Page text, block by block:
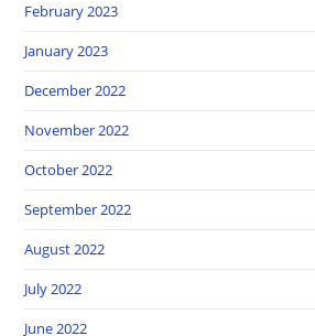
February 2023
January 2023
December 2022
November 2022
October 2022
September 2022
August 2022
July 2022
June 2022